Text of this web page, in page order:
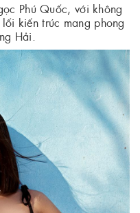
Phú Quốc, với không
kiến trúc mang phong
Hải.